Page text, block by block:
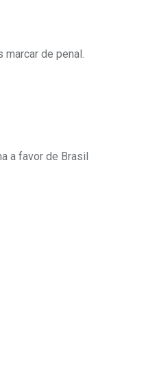
de penal.
a favor de Brasil